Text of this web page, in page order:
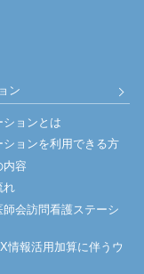
ン
ョンとは
ョンを利用できる方
内容
れ
会訪問看護ステーシ
情報活用加算に伴うウ